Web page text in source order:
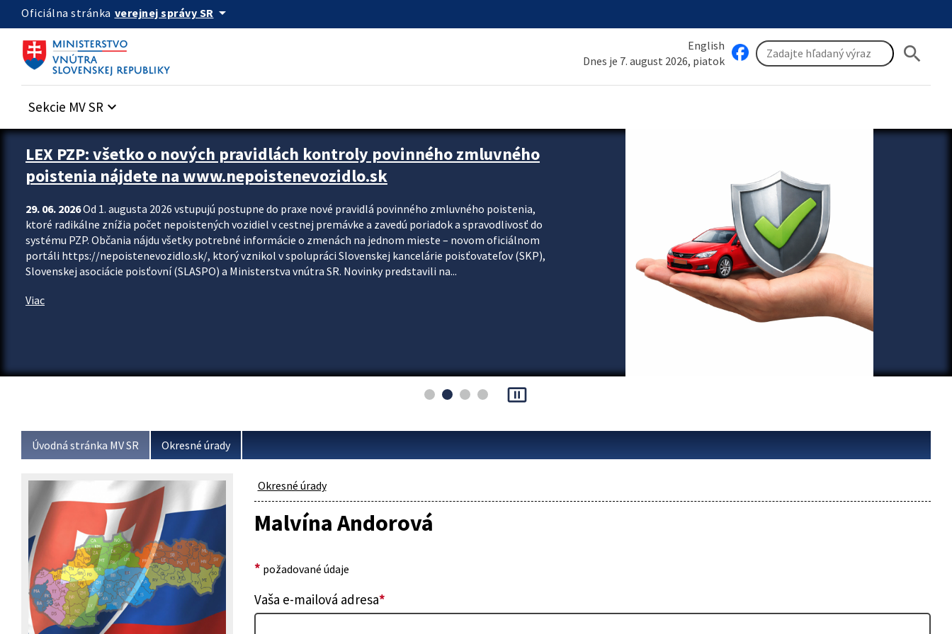
Preskocit na hlavný obsah
Oficiálna stránka verejnej správy SR arrow_drop_down
English
Dnes je 7. august 2026, piatok
search
Sekcie MV SR keyboard_arrow_down
Zastavit automatický posun upútavok
LEX PZP: všetko o nových pravidlách kontroly povinného zmluvného
poistenia nájdete na www.nepoistenevozidlo.sk
29. 06. 2026Od 1. augusta 2026 vstupujú postupne do praxe nové pravidlá povinného zmluvného poistenia,
ktoré radikálne znížia počet nepoistených vozidiel v cestnej premávke a zavedú poriadok a spravodlivosť do
systému PZP. Občania nájdu všetky potrebné informácie o zmenách na jednom mieste – novom oficiálnom
portáli https://nepoistenevozidlo.sk/, ktorý vznikol v spolupráci Slovenskej kancelárie poisťovateľov (SKP),
Slovenskej asociácie poisťovní (SLASPO) a Ministerstva vnútra SR. Novinky predstavili na...
Viac
pause_presentation
Úvodná stránka MV SR Okresné úrady
Okresné úrady
Malvína Andorová
* požadované údaje
Vaša e-mailová adresa*